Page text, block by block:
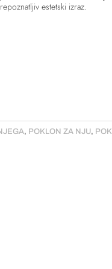
estetski izraz.
, POKLON ZA NJU,